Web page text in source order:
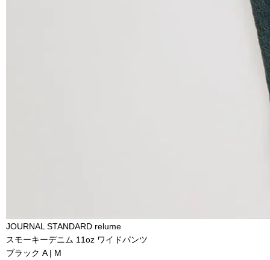
JOURNAL STANDARD relume
スモーキーデニム 11oz ワイドパンツ
ブラック A | M